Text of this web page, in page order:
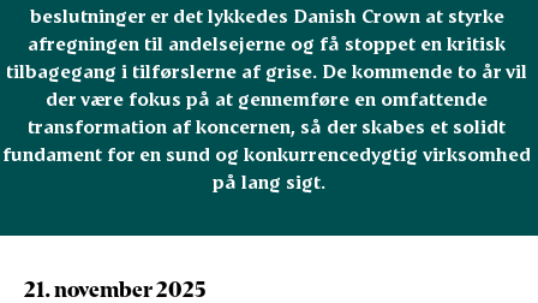
beslutninger er det lykkedes Danish Crown at styrke
afregningen til andelsejerne og få stoppet en kritisk
tilbagegang i tilførslerne af grise. De kommende to år vil
der være fokus på at gennemføre en omfattende
transformation af koncernen, så der skabes et solidt
fundament for en sund og konkurrencedygtig virksomhed
på lang sigt.
21. november 2025